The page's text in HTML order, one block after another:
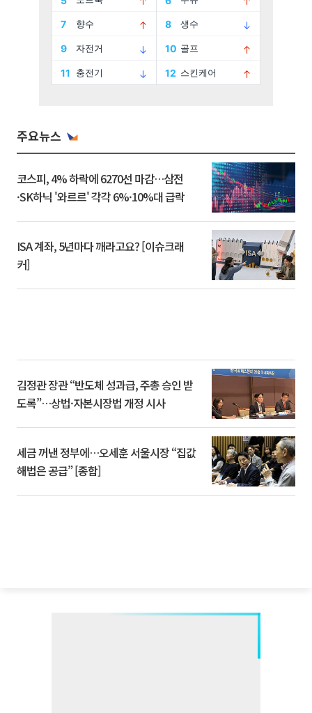
주요뉴스
코스피, 4% 하락에 6270선 마감…삼전
·SK하닉 '와르르' 각각 6%·10%대 급락
ISA 계좌, 5년마다 깨라고요? [이슈크래
커]
김정관 장관 “반도체 성과급, 주총 승인 받
도록”…상법·자본시장법 개정 시사
세금 꺼낸 정부에…오세훈 서울시장 “집값
해법은 공급” [종합]